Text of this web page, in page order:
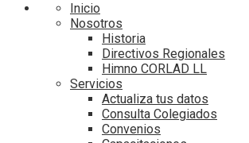
Inicio
Nosotros
Historia
Directivos Regionales
Himno CORLAD LL
Servicios
Actualiza tus datos
Consulta Colegiados
Convenios